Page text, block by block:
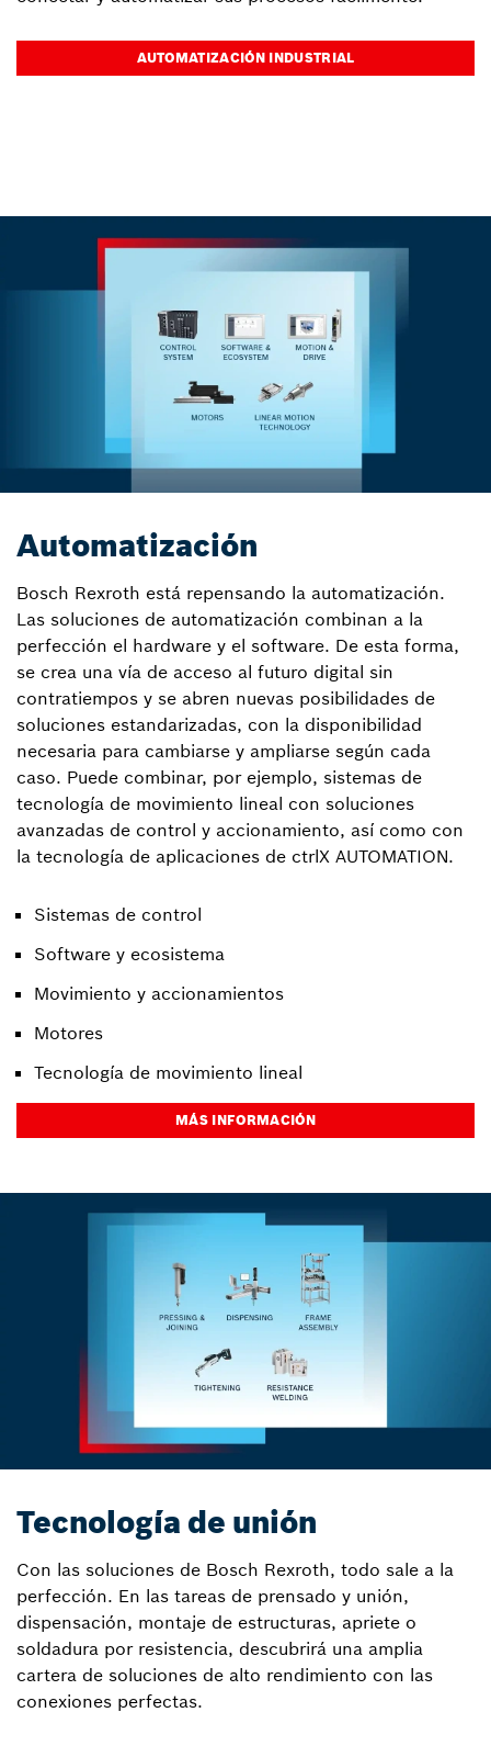
AUTOMATIZACIÓN INDUSTRIAL
Automatización
Bosch Rexroth está repensando la automatización.
Las soluciones de automatización combinan a la
perfección el hardware y el software. De esta forma,
se crea una vía de acceso al futuro digital sin
contratiempos y se abren nuevas posibilidades de
soluciones estandarizadas, con la disponibilidad
necesaria para cambiarse y ampliarse según cada
caso. Puede combinar, por ejemplo, sistemas de
tecnología de movimiento lineal con soluciones
avanzadas de control y accionamiento, así como con
la tecnología de aplicaciones de ctrlX AUTOMATION.
Sistemas de control
Software y ecosistema
Movimiento y accionamientos
Motores
Tecnología de movimiento lineal
MÁS INFORMACIÓN
Tecnología de unión
Con las soluciones de Bosch Rexroth, todo sale a la
perfección. En las tareas de prensado y unión,
dispensación, montaje de estructuras, apriete o
soldadura por resistencia, descubrirá una amplia
cartera de soluciones de alto rendimiento con las
conexiones perfectas.